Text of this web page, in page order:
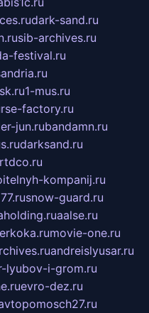
dark-sand.ru
sib-archives.ru
festival.ru
1-mus.ru
factory.ru
jun.rubandamn.ru
darksand.ru
rtdco.ru
kompanij.ru
snow-guard.ru
aalse.ru
movie-one.ru
andreislyusar.ru
lyubov-i-grom.ru
evro-dez.ru